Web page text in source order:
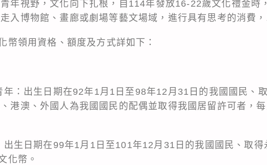
年視野，文化向下扎根，自114年發放16-22歲文化禮金時
入博物館、畫廊或劇場等藝文場域，進行具有思考的消費
幣領用資格、額度及方式詳如下：
年：出生日期在92年1月1日至98年12月31日的我國國民、
港澳、外國人為我國國民的配偶並取得我國居留許可者，
出生日期在99年1月1日至101年12月31日的我國國民、取得
化幣。